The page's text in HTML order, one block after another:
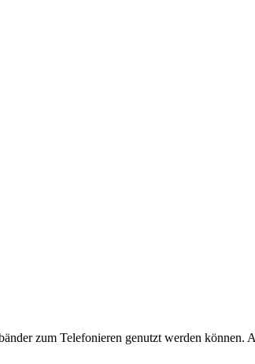
zum Telefonieren genutzt werden können.